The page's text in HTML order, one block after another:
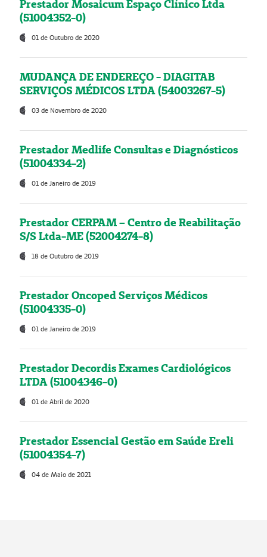
Prestador Mosaicum Espaço Clínico Ltda
(51004352-0)
01 de Outubro de 2020
MUDANÇA DE ENDEREÇO - DIAGITAB
SERVIÇOS MÉDICOS LTDA (54003267-5)
03 de Novembro de 2020
Prestador Medlife Consultas e Diagnósticos
(51004334-2)
01 de Janeiro de 2019
Prestador CERPAM – Centro de Reabilitação
S/S Ltda-ME (52004274-8)
18 de Outubro de 2019
Prestador Oncoped Serviços Médicos
(51004335-0)
01 de Janeiro de 2019
Prestador Decordis Exames Cardiológicos
LTDA (51004346-0)
01 de Abril de 2020
Prestador Essencial Gestão em Saúde Ereli
(51004354-7)
04 de Maio de 2021